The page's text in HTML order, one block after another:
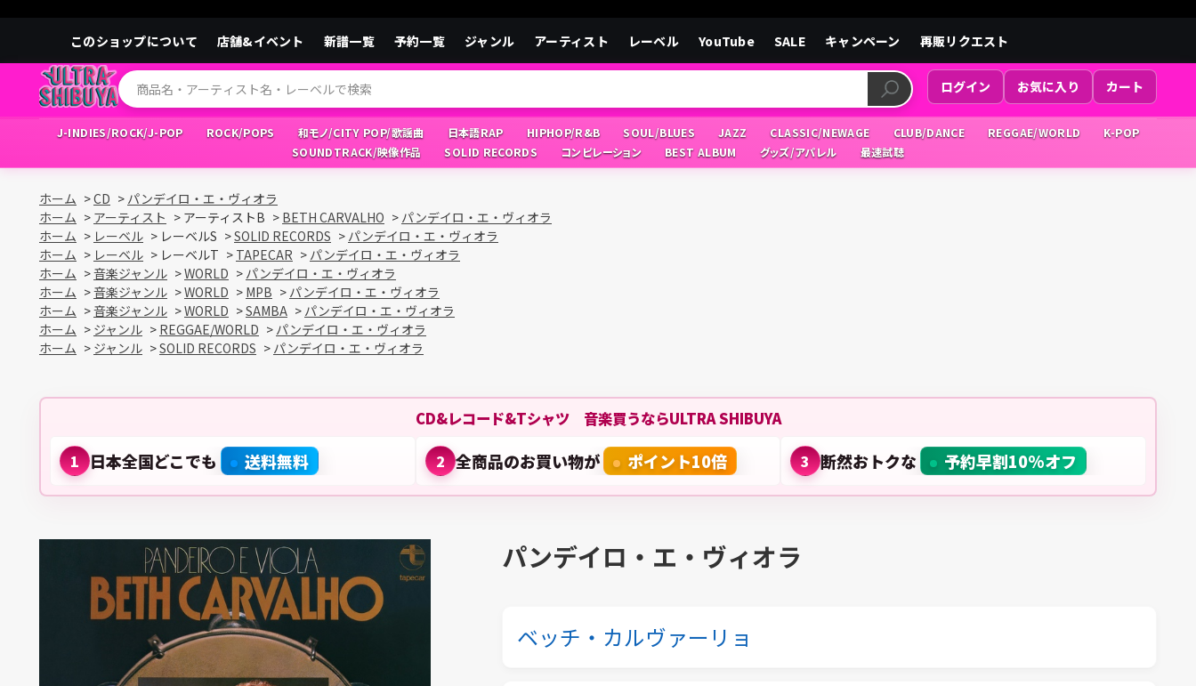
このショップについて 店舗&イベント 新譜一覧 予約一覧 ジャンル アーティスト レーベル YouTube SALE キャンペーン 再販リクエスト
ログイン お気に入り カート
J-INDIES/ROCK/J-POP ROCK/POPS 和モノ/CITY POP/歌謡曲 日本語RAP HIPHOP/R&B SOUL/BLUES JAZZ CLASSIC/NEWAGE CLUB/DANCE REGGAE/WORLD
K-POP
SOUNDTRACK/映像作品
SOLID RECORDS コンピレーション BEST ALBUM グッズ/アパレル 最速試聴
ホーム >CD > パンデイロ・エ・ヴィオラ
ホーム > アーティスト > アーティストB > BETH CARVALHO > パンデイロ・エ・ヴィオラ
ホーム > レーベル > レーベルS >SOLID RECORDS > パンデイロ・エ・ヴィオラ
ホーム > レーベル > レーベルT > TAPECAR > パンデイロ・エ・ヴィオラ
ホーム >音楽ジャンル >WORLD > パンデイロ・エ・ヴィオラ
ホーム >音楽ジャンル >WORLD > MPB > パンデイロ・エ・ヴィオラ
ホーム >音楽ジャンル >WORLD >SAMBA > パンデイロ・エ・ヴィオラ
ホーム > ジャンル > REGGAE/WORLD > パンデイロ・エ・ヴィオラ
ホーム > ジャンル >SOLID RECORDS > パンデイロ・エ・ヴィオラ
CD&レコード&Tシャツ 音楽買うならULTRA SHIBUYA
1 日本全国どこでも 送料無料 2 全商品のお買い物が ポイント10倍 3 断然おトクな 予約早割10%オフ
パンデイロ・エ・ヴィオラ
ベッチ・カルヴァーリョ